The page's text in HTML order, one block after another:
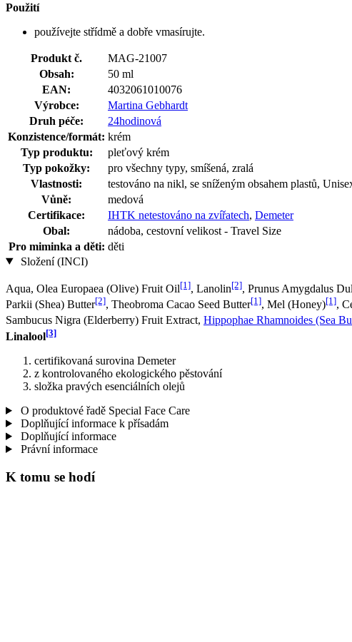
Použití
používejte střídmě a dobře vmasírujte.
Produkt č.
MAG-21007
Obsah:
50 ml
EAN:
4032061010076
Výrobce:
Martina Gebhardt
Druh péče:
24hodinová
Konzistence/formát: krém
Typ produktu:
pleťový krém
Typ pokožky:
pro všechny typy, smíšená, zralá
Vlastnosti:
testováno na nikl, se sníženým obsahem plastů,
Vůně:
medová
Certifikace:
IHTK netestováno na zvířatech, Demeter
Obal:
nádoba, cestovní velikost - Travel Size
Pro miminka a děti: děti
Složení (INCI)
Aqua, Olea Europaea (Olive) Fruit Oil[1], Lanolin[2], Prunus Amygdalus
Parkii (Shea) Butter[2], Theobroma Cacao Seed Butter[1], Mel (Honey)[1],
Sambucus Nigra (Elderberry) Fruit Extract, Hippophae Rhamnoides (Sea
Linalool[3]
certifikovaná surovina Demeter
z kontrolovaného ekologického pěstování
složka pravých esenciálních olejů
O produktové řadě Special Face Care
Doplňující informace k přísadám
Doplňující informace
Právní informace
K tomu se hodí